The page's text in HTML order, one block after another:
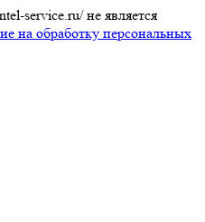
service.ru/ не является
на обработку персональных